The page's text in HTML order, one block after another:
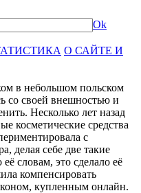
Ok
О САЙТЕ И
в небольшом польском
со своей внешностью и
Несколько лет назад
косметические средства
с
делая себе две такие
словам, это сделало её
компенсировать
купленным онлайн.